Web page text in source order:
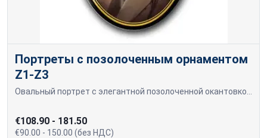
Портреты с позолоченным орнаментом
Z1-Z3
€108.90 - 181.50
€90.00 - 150.00 (без НДС)